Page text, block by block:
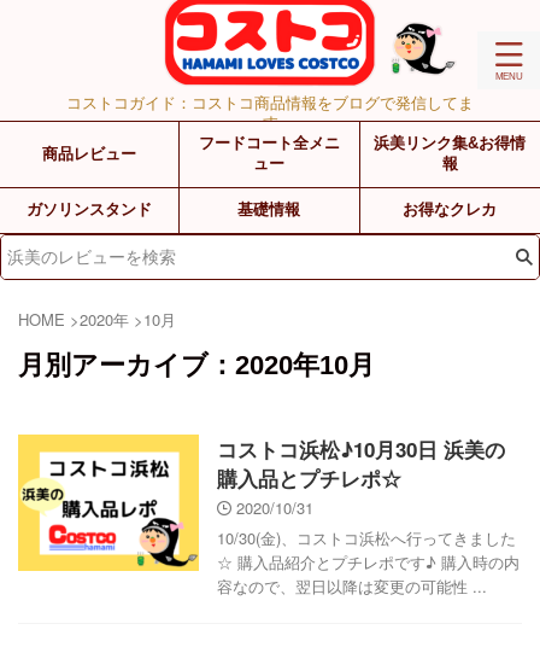
コストコガイド：コストコ商品情報をブログで発信してま
す
商品レビュー
フードコート全メニ
ュー
浜美リンク集&お得情
報
ガソリンスタンド 基礎情報 お得なクレカ
HOME >2020年 >10月
月別アーカイブ：2020年10月
コストコ浜松♪10月30日 浜美の
購入品とプチレポ☆
2020/10/31
10/30(金)、コストコ浜松へ行ってきました
☆ 購入品紹介とプチレポです♪ 購入時の内
容なので、翌日以降は変更の可能性 ...